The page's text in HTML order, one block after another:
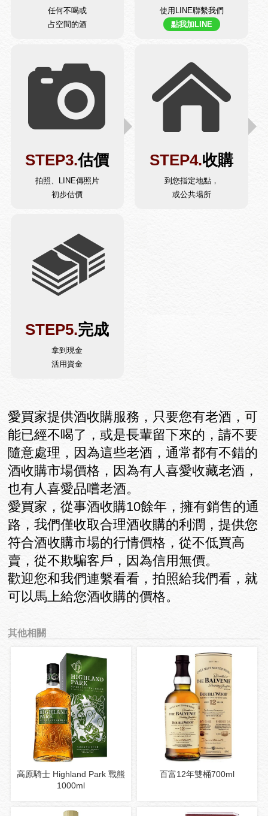
任何不喝或
占空間的酒
使用LINE聯繫我們
點我加LINE
STEP3.估價
拍照、LINE傳照片
初步估價
STEP4.收購
到您指定地點，
或公共場所
STEP5.完成
拿到現金
活用資金
愛買家提供酒收購服務，只要您有老酒，可
能已經不喝了，或是長輩留下來的，請不要
隨意處理，因為這些老酒，通常都有不錯的
酒收購市場價格，因為有人喜愛收藏老酒，
也有人喜愛品嚐老酒。
愛買家，從事酒收購10餘年，擁有銷售的通
路，我們僅收取合理酒收購的利潤，提供您
符合酒收購市場的行情價格，從不低買高
賣，從不欺騙客戶，因為信用無價。
歡迎您和我們連繫看看，拍照給我們看，就
可以馬上給您酒收購的價格。
其他相關
高原騎士 Highland Park 戰熊
1000ml
百富12年雙桶700ml